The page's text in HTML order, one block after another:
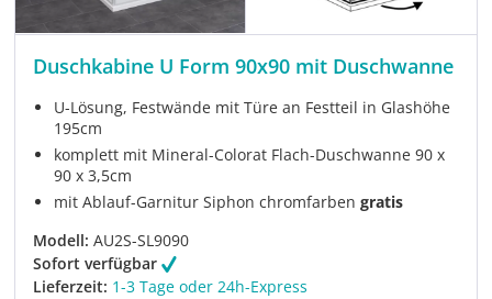
Duschkabine U Form 90x90 mit Duschwanne
U-Lösung, Festwände mit Türe an Festteil in Glashöhe
195cm
komplett mit Mineral-Colorat Flach-Duschwanne 90 x
90 x 3,5cm
mit Ablauf-Garnitur Siphon chromfarbengratis
Modell: AU2S-SL9090
Sofort verfügbar
Lieferzeit: 1-3 Tage oder 24h-Express